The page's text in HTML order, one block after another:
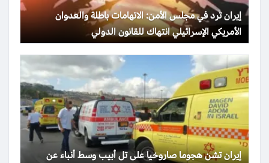
إيران ترد في مجلس الأمن: الاتهامات باطلة والعدوان
الأمريكي الإسرائيلي انتهاك للقانون الدولي
إيران تشن هجوما صاروخيا على تل أبيب وسط أنباء عن